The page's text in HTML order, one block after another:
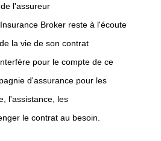
l'assureur
Broker reste à l'écoute
la vie de son contrat
pour le compte de ce
d'assurance pour les
l'assistance, les
le contrat au besoin.